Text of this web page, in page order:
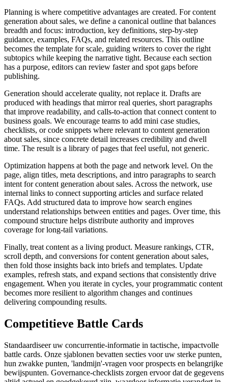
Planning is where competitive advantages are created. For content
generation about sales, we define a canonical outline that balances
breadth and focus: introduction, key definitions, step‑by‑step
guidance, examples, FAQs, and related resources. This outline
becomes the template for scale, guiding writers to cover the right
subtopics while keeping the narrative tight. Because each section
has a purpose, editors can review faster and spot gaps before
publishing.
Generation should accelerate quality, not replace it. Drafts are
produced with headings that mirror real queries, short paragraphs
that improve readability, and calls‑to‑action that connect content to
business goals. We encourage teams to add mini case studies,
checklists, or code snippets where relevant to content generation
about sales, since concrete detail increases credibility and dwell
time. The result is a library of pages that feel useful, not generic.
Optimization happens at both the page and network level. On the
page, align titles, meta descriptions, and intro paragraphs to search
intent for content generation about sales. Across the network, use
internal links to connect supporting articles and surface related
FAQs. Add structured data to improve how search engines
understand relationships between entities and pages. Over time, this
compound structure helps distribute authority and improves
coverage for long‑tail variations.
Finally, treat content as a living product. Measure rankings, CTR,
scroll depth, and conversions for content generation about sales,
then fold those insights back into briefs and templates. Update
examples, refresh stats, and expand sections that consistently drive
engagement. When you iterate in cycles, your programmatic content
becomes more resilient to algorithm changes and continues
delivering compounding results.
Competitieve Battle Cards
Standaardiseer uw concurrentie-informatie in tactische, impactvolle
battle cards. Onze sjablonen bevatten secties voor uw sterke punten,
hun zwakke punten, 'landmijn'-vragen voor prospects en belangrijke
bewijspunten. Governance-checklists zorgen ervoor dat de gegevens